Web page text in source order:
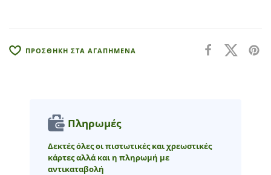
e
ΠΡΟΣΘΗΚΗ ΣΤΑ ΑΓΑΠΗΜΕΝΑ
Πληρωμές
Δεκτές όλες οι πιστωτικές και χρεωστικές
κάρτες αλλά και η πληρωμή με
αντικαταβολή